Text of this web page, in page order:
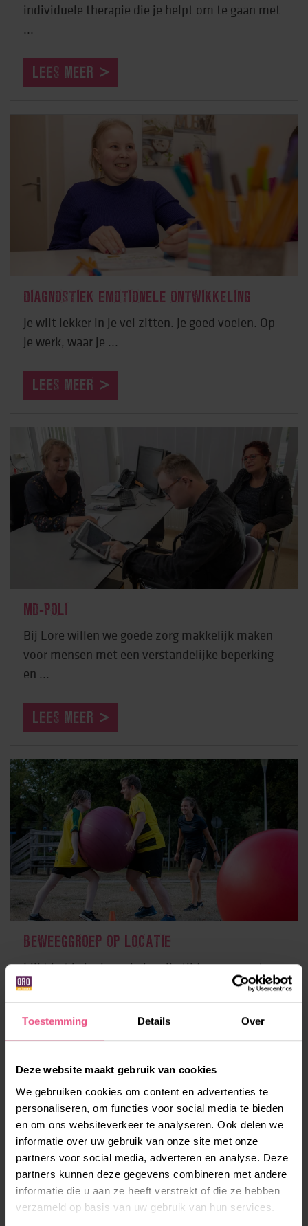
Toestemming Details Over
Deze website maakt gebruik van cookies
We gebruiken cookies om content en advertenties te
personaliseren, om functies voor social media te bieden
en om ons websiteverkeer te analyseren. Ook delen we
informatie over uw gebruik van onze site met onze
partners voor social media, adverteren en analyse. Deze
partners kunnen deze gegevens combineren met andere
informatie die u aan ze heeft verstrekt of die ze hebben
verzameld op basis van uw gebruik van hun services.
individuele therapie die je helpt om te gaan met
...
LEES MEER
DIAGNOSTIEK EMOTIONELE ONTWIKKELING
Je wilt lekker in je vel zitten. Je goed voelen. Op
je werk, waar je ...
LEES MEER
MD-POLI
Bij Lore willen we goede zorg makkelijk maken
voor mensen met een verstandelijke beperking
en ...
LEES MEER
BEWEEGGROEP OP LOCATIE
Lijkt het je leuk om in je vrije tijd samen met
anderen te bewegen bij ...
LEES MEER